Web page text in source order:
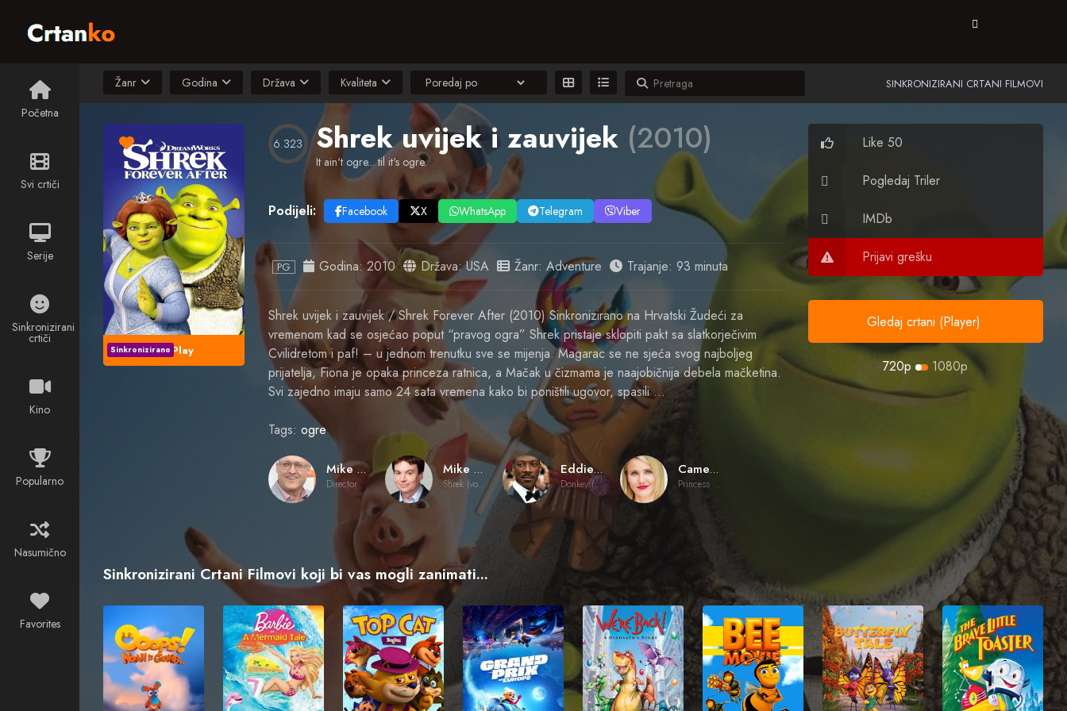
Početna
Svi crtiči
Serije
Sinkronizirani
crtiči
Kino
Popularno
Nasumično
Favorites
Žanr Godina Država Kvaliteta SINKRONIZIRANI CRTANI FILMOVI
Play
Sinkronizirano
6.323 Shrek uvijek i zauvijek (2010)
It ain't ogre... til it's ogre.
Podijeli: Facebook X WhatsApp Telegram Viber
PG Godina:2010 Država:USA Žanr: Adventure Trajanje: 93 minuta
Shrek uvijek i zauvijek / Shrek Forever After (2010) Sinkronizirano na Hrvatski Žudeći za
vremenom kad se osjećao poput “pravog ogra” Shrek pristaje sklopiti pakt sa slatkorječivim
Cvilidretom i paf! – u jednom trenutku sve se mijenja. Magarac se ne sjeća svog najboljeg
prijatelja, Fiona je opaka princeza ratnica, a Mačak u čizmama je naajobičnija debela mačketina.
Svi zajedno imaju samo 24 sata vremena kako bi poništili ugovor, spasili …
Tags: ogre
Mike Mitchell
Director
Mike Myers
Shrek (voice)
Eddie Murphy
Donkey (voice)
Cameron Diaz
Princess Fiona (voice)
Like 50
Pogledaj Triler
IMDb
Prijavi grešku
Gledaj crtani (Player)
720p 1080p
Sinkronizirani Crtani Filmovi koji bi vas mogli zanimati...